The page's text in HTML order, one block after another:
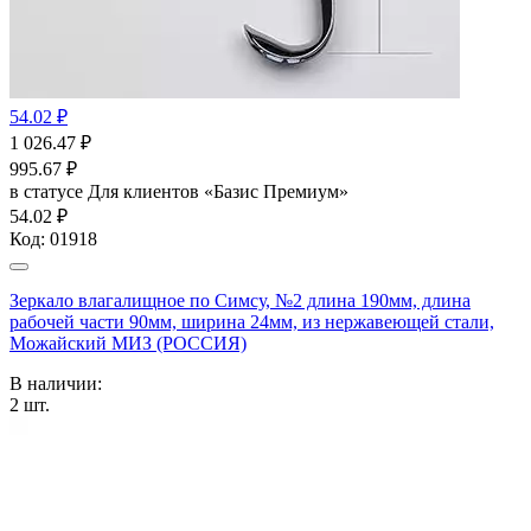
54.02 ₽
1 026.47 ₽
995.67 ₽
в статусе Для клиентов «Базис Премиум»
54.02 ₽
Код: 01918
Зеркало влагалищное по Симсу, №2 длина 190мм, длина
рабочей части 90мм, ширина 24мм, из нержавеющей стали,
Можайский МИЗ (РОССИЯ)
В наличии:
2 шт.